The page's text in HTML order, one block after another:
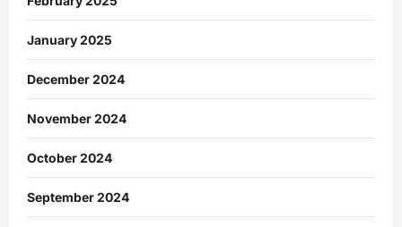
January 2025
December 2024
November 2024
October 2024
September 2024